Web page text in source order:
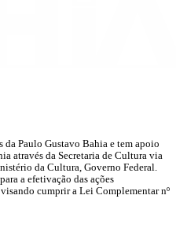
Paulo Gustavo Bahia e tem apoio
através da Secretaria de Cultura via
da Cultura, Governo Federal.
a efetivação das ações
cumprir a Lei Complementar nº